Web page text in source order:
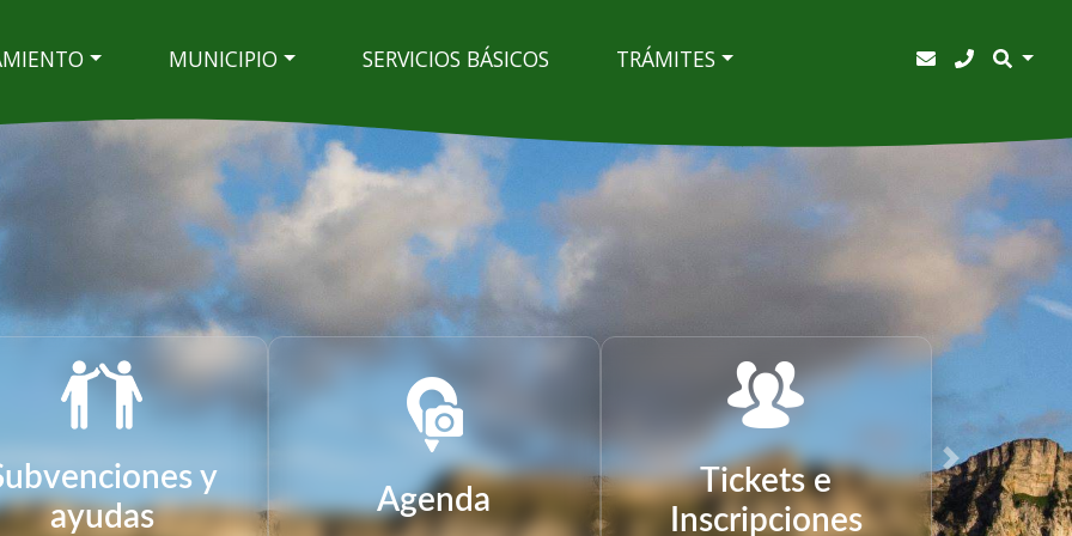
MUNICIPIO SERVICIOS BÁSICOS TRÁMITES
Next
y
ayudas
Agenda
Tickets e
Inscripciones